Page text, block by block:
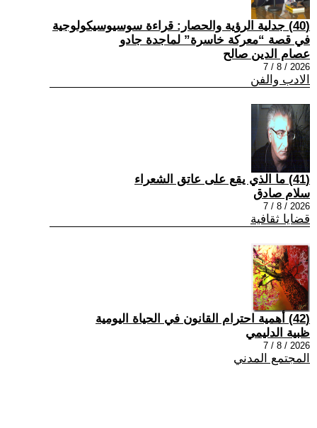
(40) جدلية الرؤية والحصار: قراءة سوسيوسيكولوجية
في قصة “معركة خاسرة” لماجدة جادو
عصام الدين صالح
2026 / 8 / 7
الادب والفن
(41) ما الذي يقع على عاتق الشعراء
سلام صادق
2026 / 8 / 7
قضايا ثقافية
(42) أهمية احترام القانون في الحياة اليومية
ظبية الدليمي
2026 / 8 / 7
المجتمع المدني